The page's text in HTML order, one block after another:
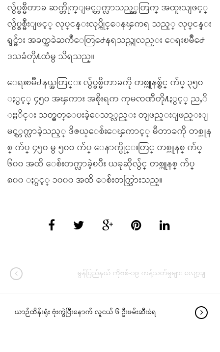
လွ်ပ္စစ္မီတာခ ဆက္တိုက္ျမင့္တက္လာသည့္အတြက္ အထူးသျဖင့္
လွ်ပ္စစ္မီးျဖင့္ လုပ္ငန္းလုပ္ကိုင္ေနၾကရ သည့္ လုပ္ငန္း
ရွင္မ်ား အခက္အခဲႀကဳံေတြ႕ေနရသည္ဟုလည္း ေရးၿမိဳ႕ေ
ဒသခံတို႔ထံမွ သိရသည္။
ေရးၿမိဳ႕နယ္အတြင္း လွ်ပ္စစ္မီတာခကို တစ္ယူနစ္လွ်င္ က်ပ္ ၃၅၀
ႏွင့္ ၄၅၀ အၾကား အစိုးရက ကုမၸဏီတို႔ႏွင့္ ညႇိ
ႏႈိင္း သတ္မွတ္ေပးခဲ့ေသာ္လည္း တျဖည္းျဖည္းျ
မင့္တက္လာခဲ့သည့္ ဒိဇယ္ေစ်းေၾကာင့္ မီတာခကို တစ္ယူန
စ္ က်ပ္ ၄၅၀ မွ ၅၀၀ က်ပ္ ေနာက္ပိုင္းတြင္ တစ္ယူနစ္ က်ပ္
၆၀၀ အထိ ေစ်းတက္လာခဲ့ၿပီး ယခုဆိုလွ်င္ တစ္ယူနစ္ က်ပ္
၈၀၀ ႏွင့္ ၁၀၀၀ အထိ ေစ်းတက္သြားသည္။
မွန်ပြည်နယ် ကိုဗစ်-၁၉ ကန့်သတ်မှုများ လျော့ချ
ယာဉ်ထိန်းရုံး ဗုံးကွဲပြီးနောက် လူငယ် ၆ ဦးဖမ်းဆီးခံရ